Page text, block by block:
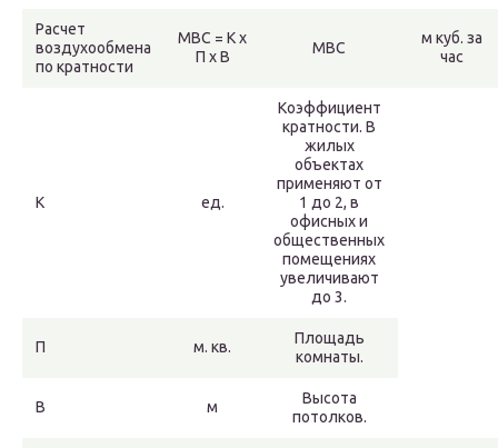
Расчет
воздухообмена
по кратности
МВС = К х
П х В
МВС
м куб. за
час
К ед.
Коэффициент
кратности. В
жилых
объектах
применяют от
1 до 2, в
офисных и
общественных
помещениях
увеличивают
до 3.
П м. кв.
Площадь
комнаты.
В м
Высота
потолков.